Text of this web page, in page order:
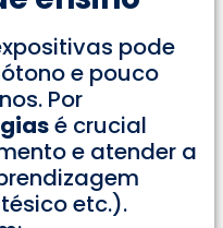
pode
e pouco
Por
é crucial
e atender a
etc.).